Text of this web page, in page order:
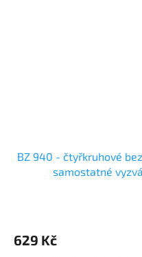
BZ 940 - čtyřkruhové
samostatné
629 Kč